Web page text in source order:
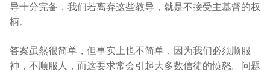
导十分完备，我们若离弃这些教导，就是不接受主基督的权
柄。
答案虽然很简单，但事实上也不简单，因为我们必须顺服
神，不顺服人，而这要求常会引起大多数信徒的愤怒。问题